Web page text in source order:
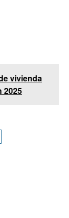
vivienda
2025